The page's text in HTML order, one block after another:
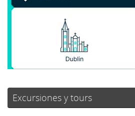
Excursiones y tours